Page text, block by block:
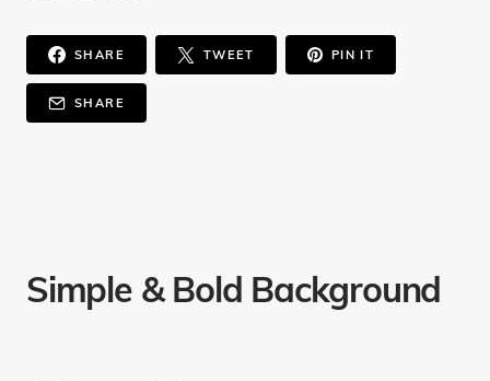
SHARE TWEET PIN IT
SHARE
Simple & Bold Background